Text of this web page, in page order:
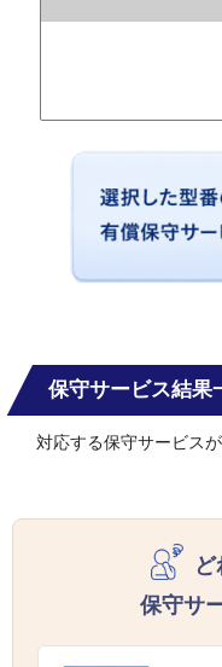
保守サービス結果
対応する保守サービス
保守サ